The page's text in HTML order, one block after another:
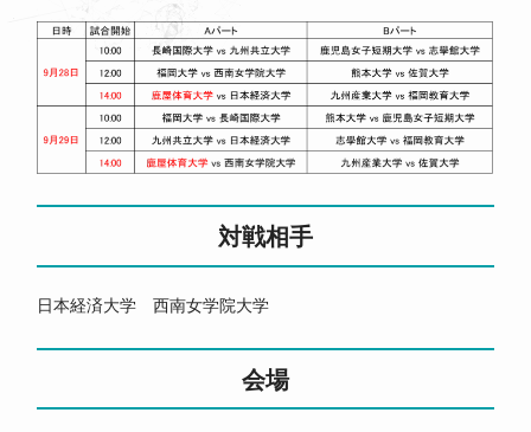
対戦相手
日本経済大学 西南女学院大学
会場